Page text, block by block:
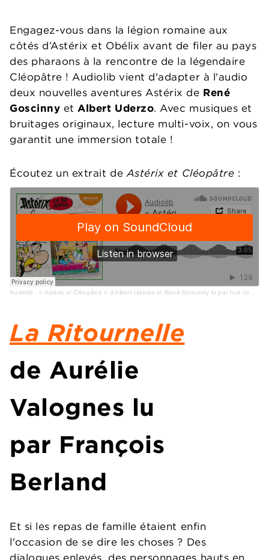
Engagez-vous dans la légion romaine aux
côtés d’Astérix et Obélix avant de filer au pays
des pharaons à la rencontre de la légendaire
Cléopâtre ! Audiolib vient d'adapter à l'audio
deux nouvelles aventures Astérix de René
Goscinny etAlbert Uderzo. Avec musiques et
bruitages originaux, lecture multi-voix, on vous
garantit une immersion totale !
Écoutez un extrait deAstérix et Cléopâtre :
Audiolib · « Astérix et Cléopâtre » d'Albert Uderzo et René Goscinny lu par huit comédiens
La Ritournelle
de Aurélie
Valognes lu
par François
Berland
Et si les repas de famille étaient enfin
l'occasion de se dire les choses ? Des